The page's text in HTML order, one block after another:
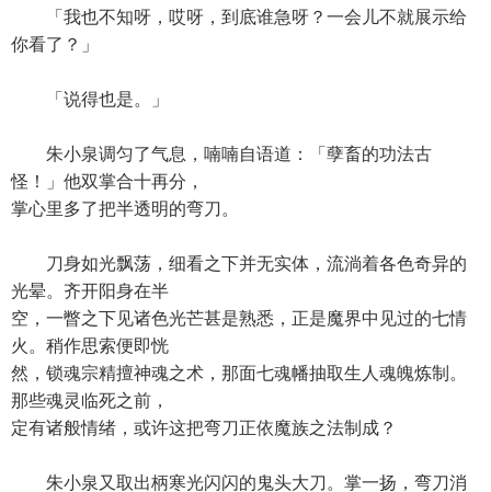
「我也不知呀，哎呀，到底谁急呀？一会儿不就展示给
你看了？」
「说得也是。」
朱小泉调匀了气息，喃喃自语道：「孽畜的功法古
怪！」他双掌合十再分，
掌心里多了把半透明的弯刀。
刀身如光飘荡，细看之下并无实体，流淌着各色奇异的
光晕。齐开阳身在半
空，一瞥之下见诸色光芒甚是熟悉，正是魔界中见过的七情
火。稍作思索便即恍
然，锁魂宗精擅神魂之术，那面七魂幡抽取生人魂魄炼制。
那些魂灵临死之前，
定有诸般情绪，或许这把弯刀正依魔族之法制成？
朱小泉又取出柄寒光闪闪的鬼头大刀。掌一扬，弯刀消